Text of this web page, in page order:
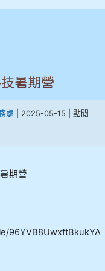
暑期營
處 | 2025-05-15 | 點閱
期營
96YVB8UwxftBkukYA